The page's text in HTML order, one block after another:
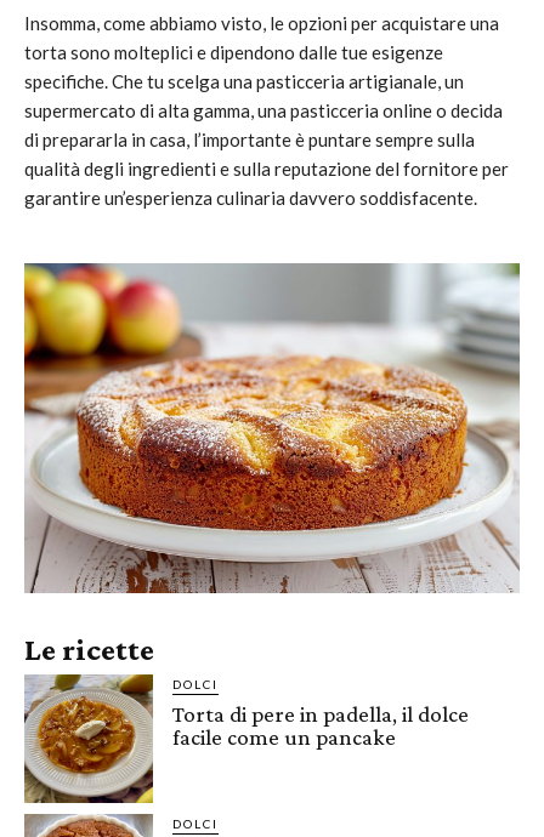
Insomma, come abbiamo visto, le opzioni per acquistare una
torta sono molteplici e dipendono dalle tue esigenze
specifiche. Che tu scelga una pasticceria artigianale, un
supermercato di alta gamma, una pasticceria online o decida
di prepararla in casa, l’importante è puntare sempre sulla
qualità degli ingredienti e sulla reputazione del fornitore per
garantire un’esperienza culinaria davvero soddisfacente.
Le ricette
DOLCI
Torta di pere in padella, il dolce
facile come un pancake
DOLCI